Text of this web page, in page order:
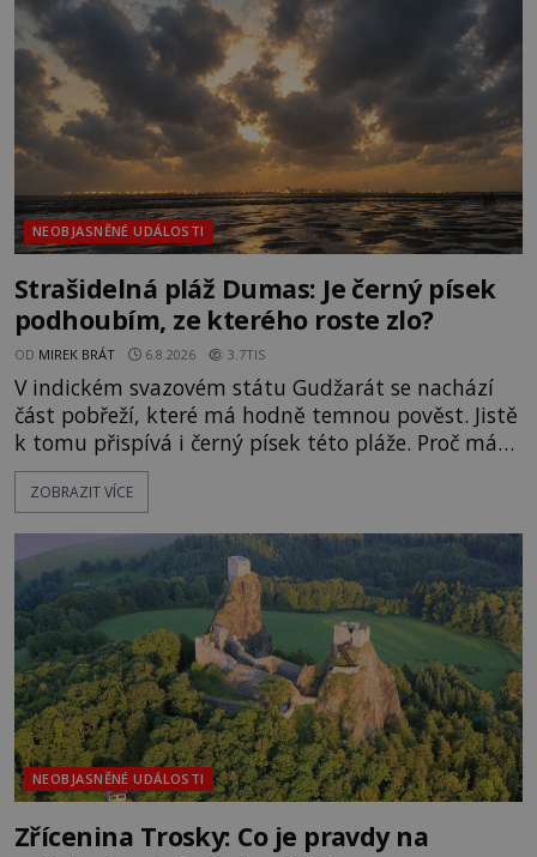
NEOBJASNĚNÉ UDÁLOSTI
Strašidelná pláž Dumas: Je černý písek
podhoubím, ze kterého roste zlo?
OD MIREK BRÁT 6.8.2026 3.7TIS
V indickém svazovém státu Gudžarát se nachází
část pobřeží, které má hodně temnou pověst. Jistě
k tomu přispívá i černý písek této pláže. Proč má
pláž takové netypické zbarvení? Nakolik jsou
pravdivé historky, že zde došlo k nevysvětlitelným
následovat. Vstupujeme na pláž Dumas ve městě
Surat. Gu
ZOBRAZIT VÍCE
NEOBJASNĚNÉ UDÁLOSTI
Zřícenina Trosky: Co je pravdy na